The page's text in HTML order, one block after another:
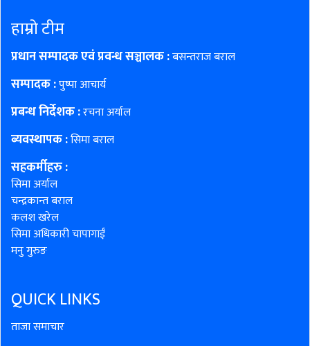
हाम्रो टीम
प्रधान सम्पादक एवं प्रवन्ध सञ्चालक :बसन्तराज बराल
सम्पादक :पुष्पा आचार्य
प्रबन्ध निर्देशक :रचना अर्याल
ब्यवस्थापक :सिमा बराल
सहकर्मीहरु:
सिमा अर्याल
चन्द्रकान्त बराल
कलश खरेल
सिमा अधिकारी चापागाईं
मनु गुरुङ
QUICK LINKS
ताजा समाचार